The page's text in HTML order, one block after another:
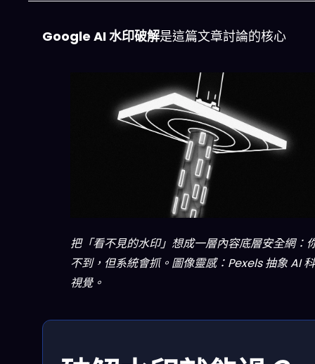
Google AI 水印破解是這篇文章討論的核心
把「看不見的水印」想成一層內容底層安全網：
不到，但系統會抓。圖像靈感：Pexels 抽象 AI
視覺。